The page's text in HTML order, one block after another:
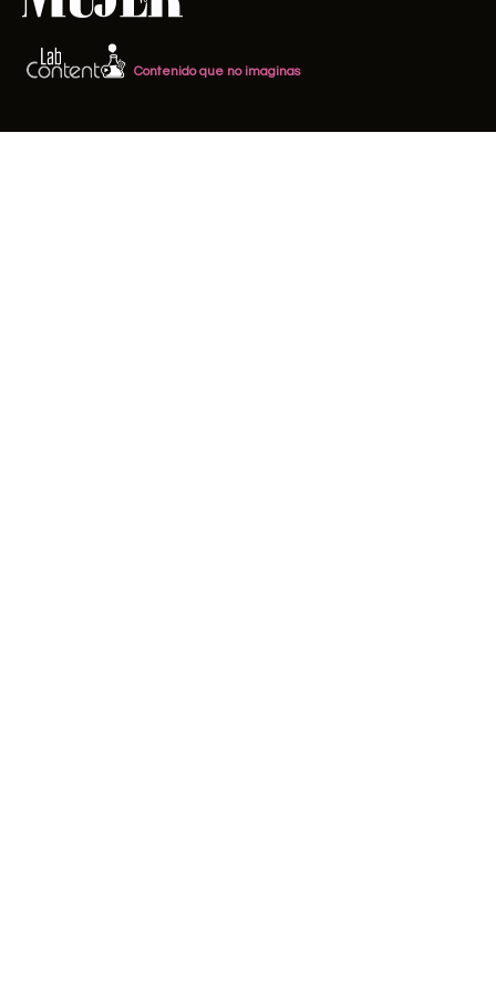
Contenido que no imaginas